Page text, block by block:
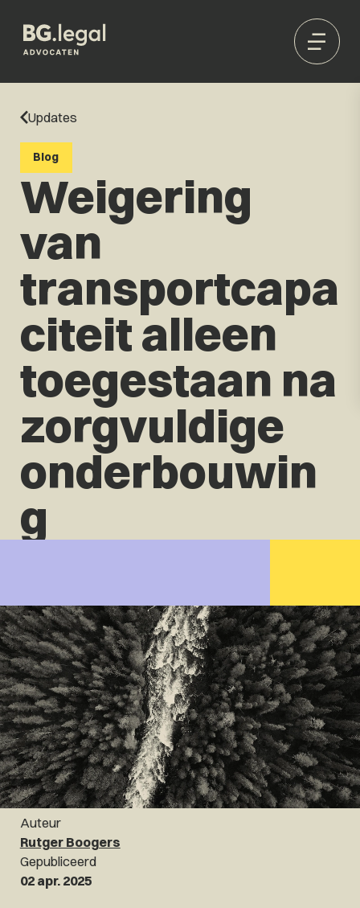
Updates
Blog
Weigering
van
transportcapa
citeit alleen
toegestaan na
zorgvuldige
onderbouwin
g
Auteur
Rutger Boogers
Gepubliceerd
02 apr. 2025